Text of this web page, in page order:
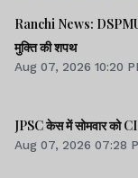
Ranchi News: DSPMU में
मुक्ति की शपथ
Aug 07, 2026 10:20
JPSC केस में सोमवार को
Aug 07, 2026 07:28